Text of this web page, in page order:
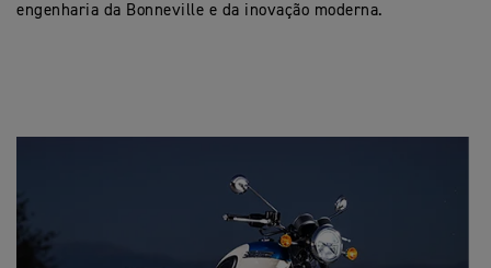
engenharia da Bonneville e da inovação moderna.